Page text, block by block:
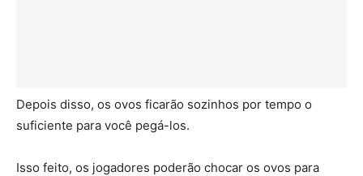
Depois disso, os ovos ficarão sozinhos por tempo o
suficiente para você pegá-los.
Isso feito, os jogadores poderão chocar os ovos para